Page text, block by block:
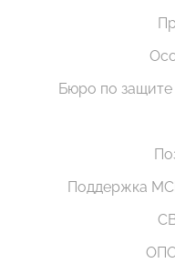
Бюро по
Поддержка